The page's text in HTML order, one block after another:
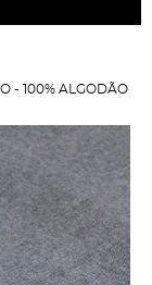
- 100% ALGODÃO